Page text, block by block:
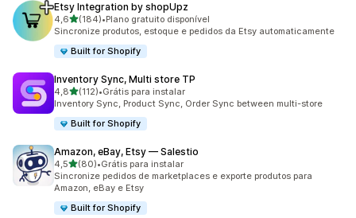
Etsy Integration by shopUpz
4,6de 5 estrelas
(184)
184 avaliações ao todo
•Plano gratuito disponível
Sincronize produtos, estoque e pedidos da Etsy automaticamente
Built for Shopify
Inventory Sync, Multi store TP
4,8de 5 estrelas
(112)
112 avaliações ao todo
•Grátis para instalar
Inventory Sync, Product Sync, Order Sync between multi-store
Built for Shopify
Amazon, eBay, Etsy — Salestio
4,5de 5 estrelas
(80)
80 avaliações ao todo
•Grátis para instalar
Sincronize pedidos de marketplaces e exporte produtos para
Amazon, eBay e Etsy
Built for Shopify